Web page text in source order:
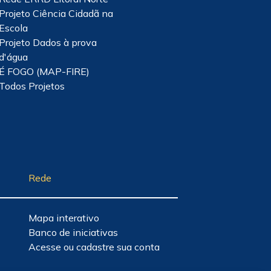
Projeto Ciência Cidadã na
Escola
Projeto Dados à prova
É FOGO (MAP-FIRE)
Todos Projetos
Rede
Mapa interativo
Banco de iniciativas
Acesse ou cadastre sua conta